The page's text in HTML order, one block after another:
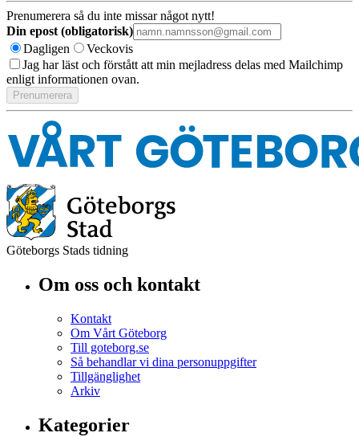
Prenumerera så du inte missar något nytt!
Din epost (obligatorisk)
Dagligen
Veckovis
Jag har läst och förstått att min mejladress delas med Mailchimp
enligt informationen ovan.
Göteborgs Stads tidning
Om oss och kontakt
Kontakt
Om Vårt Göteborg
Till goteborg.se
Så behandlar vi dina personuppgifter
Tillgänglighet
Arkiv
Kategorier